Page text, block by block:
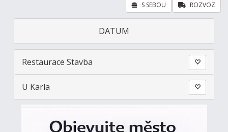
ROZVOZ
S SEBOU
DATUM
Restaurace Stavba
U Karla